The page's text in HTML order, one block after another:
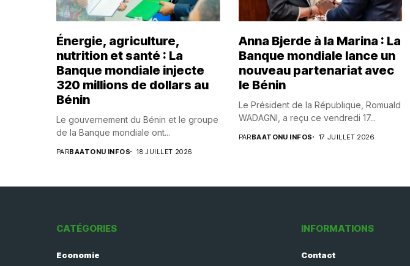
Énergie, agriculture,
nutrition et santé : La
Banque mondiale injecte
320 millions de dollars au
Bénin
Le gouvernement du Bénin et le groupe
de la Banque mondiale ont...
PARBAATONU INFOS 18 JUILLET 2026
Anna Bjerde à la Marina : La
Banque mondiale lance un
nouveau partenariat avec
le Bénin
Le Président de la République, Romuald
WADAGNI, a reçu ce vendredi 17...
PARBAATONU INFOS 17 JUILLET 2026
CATÉGORIES
Economie
INFORMATIONS
Contact